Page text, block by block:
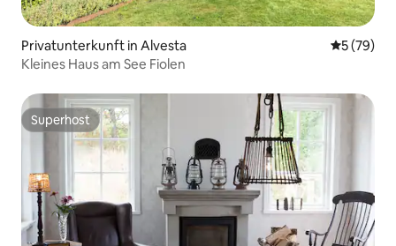
Privatunterkunft in Alvesta
5 (79)
Kleines Haus am See Fiolen
Superhost
Superhost